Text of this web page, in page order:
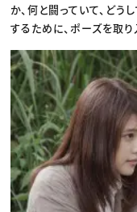
か、何と闘っていて、ど
するために、ポーズを取り